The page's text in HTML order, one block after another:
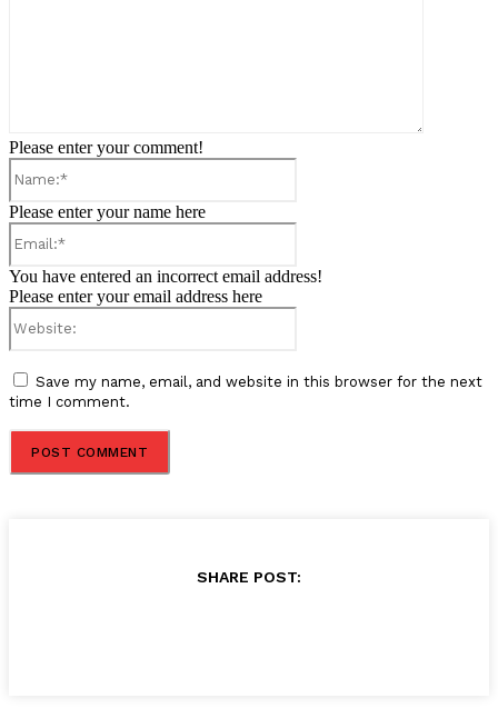
Please enter your comment!
Please enter your name here
You have entered an incorrect email address!
Please enter your email address here
Save my name, email, and website in this browser for the next
time I comment.
SHARE POST: